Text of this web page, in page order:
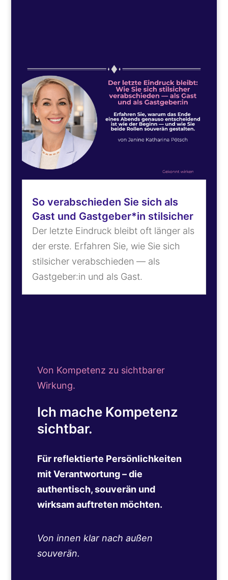
So verabschieden Sie sich als
Gast und Gastgeber*in stilsicher
Der letzte Eindruck bleibt oft länger als
der erste. Erfahren Sie, wie Sie sich
stilsicher verabschieden — als
Gastgeber:in und als Gast.
Von Kompetenz zu sichtbarer
Wirkung.
Ich mache Kompetenz
sichtbar.
Für reflektierte Persönlichkeiten
mit Verantwortung – die
authentisch, souverän und
wirksam auftreten möchten.
Von innen klar nach außen
souverän.